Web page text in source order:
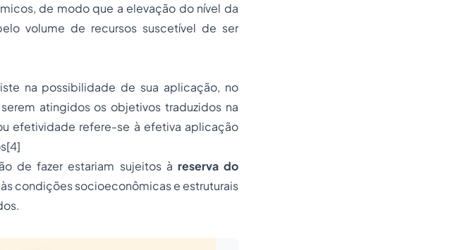
de modo que a elevação do nível da
volume de recursos suscetível de ser
na possibilidade de sua aplicação, no
atingidos os objetivos traduzidos na
efetividade refere-se à efetiva aplicação
[4]
de fazer estariam sujeitos à reserva do
condições socioeconômicas e estruturais